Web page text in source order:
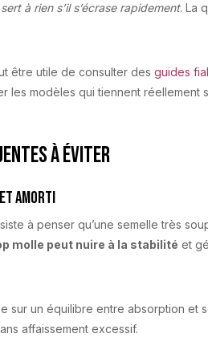
à rien s’il s’écrase rapidement. La
être utile de consulter desguides
les modèles qui tiennent réellement
à éviter
amorti
à penser qu’une semelle très
molle peut nuire à la stabilité et
sur un équilibre entre absorption et
affaissement excessif.